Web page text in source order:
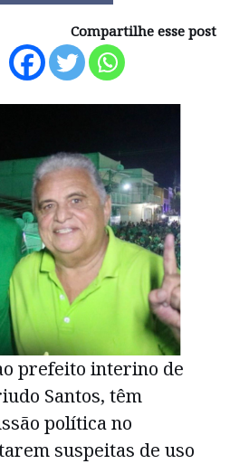
Compartilhe esse post
prefeito interino de
Santos, têm
política no
suspeitas de uso